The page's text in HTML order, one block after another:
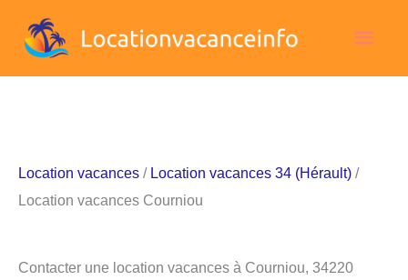
Location vacances / Location vacances 34 (Hérault) /
Location vacances Courniou
Contacter une location vacances à Courniou, 34220